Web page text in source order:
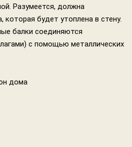
Разумеется, должна
которая будет утоплена в стену.
балки соединяются
с помощью металлических